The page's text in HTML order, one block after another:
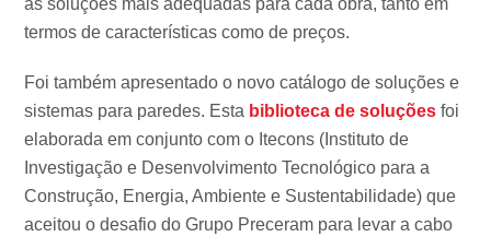
termos de características como de preços.
Foi também apresentado o novo catálogo de soluções e
sistemas para paredes. Esta biblioteca de soluções foi
elaborada em conjunto com o Itecons (Instituto de
Investigação e Desenvolvimento Tecnológico para a
Construção, Energia, Ambiente e Sustentabilidade) que
aceitou o desafio do Grupo Preceram para levar a cabo